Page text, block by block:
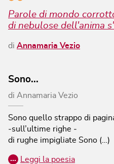
Parole di mondo
di nebulose dell'anima
di Annamaria Vezio
Sono...
di Annamaria Vezio
Sono quello strappo di
‐sull’ultime righe ‐
di rughe impigliate Sono (…)
… Leggi la poesia